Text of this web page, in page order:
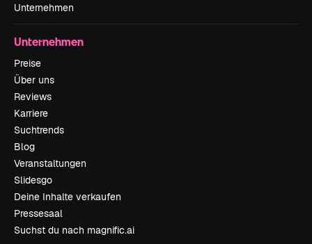
Unternehmen
Unternehmen
Preise
Über uns
Reviews
Karriere
Suchtrends
Blog
Veranstaltungen
Slidesgo
Deine Inhalte verkaufen
Pressesaal
Suchst du nach magnific.ai